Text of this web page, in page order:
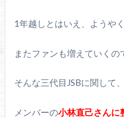
1年越しとはいえ、ようや
またファンも増えていくの
そんな三代目JSBに関して、
メンバーの小林直己さんに